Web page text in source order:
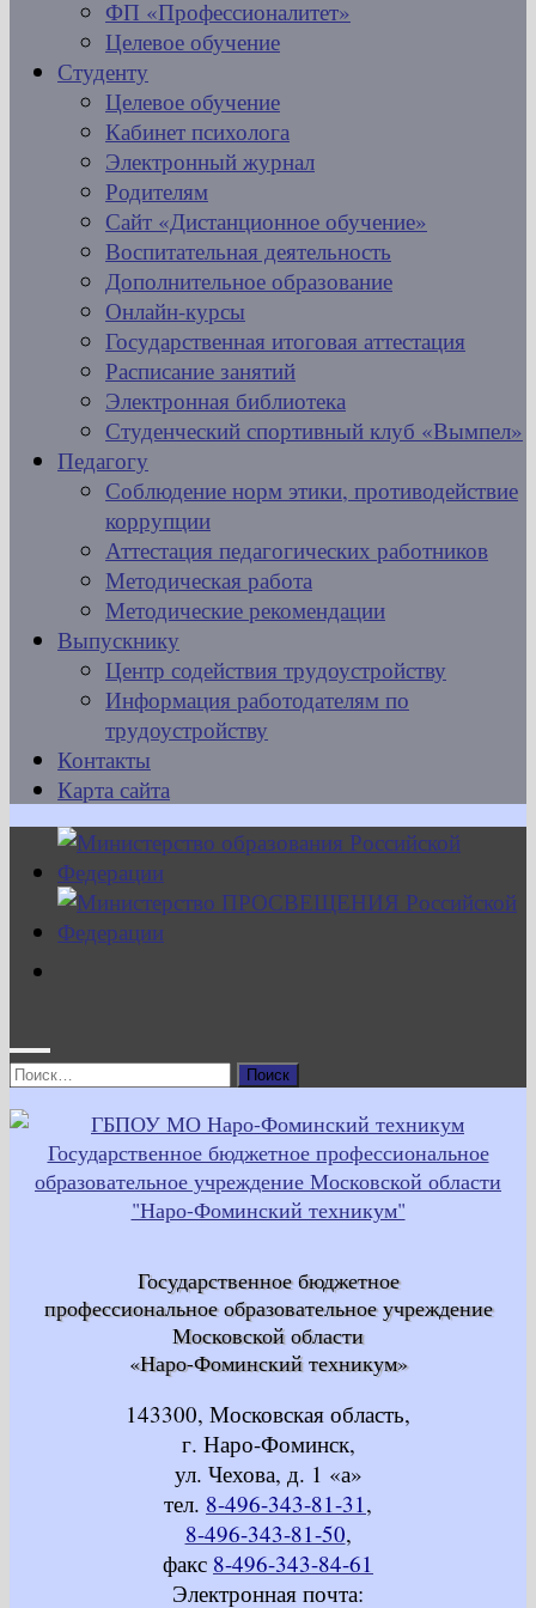
ФП «Профессионалитет»
Целевое обучение
Студенту
Целевое обучение
Кабинет психолога
Электронный журнал
Родителям
Сайт «Дистанционное обучение»
Воспитательная деятельность
Дополнительное образование
Онлайн-курсы
Государственная итоговая аттестация
Расписание занятий
Электронная библиотека
Студенческий спортивный клуб «Вымпел»
Педагогу
Соблюдение норм этики, противодействие
коррупции
Аттестация педагогических работников
Методическая работа
Методические рекомендации
Выпускнику
Центр содействия трудоустройству
Информация работодателям по
трудоустройству
Контакты
Карта сайта
Найти:
Государственное бюджетное
профессиональное образовательное учреждение
Московской области
«Наро-Фоминский техникум»
143300, Московская область,
г. Наро-Фоминск,
ул. Чехова, д. 1 «а»
тел. 8-496-343-81-31,
8-496-343-81-50,
факс 8-496-343-84-61
Электронная почта: